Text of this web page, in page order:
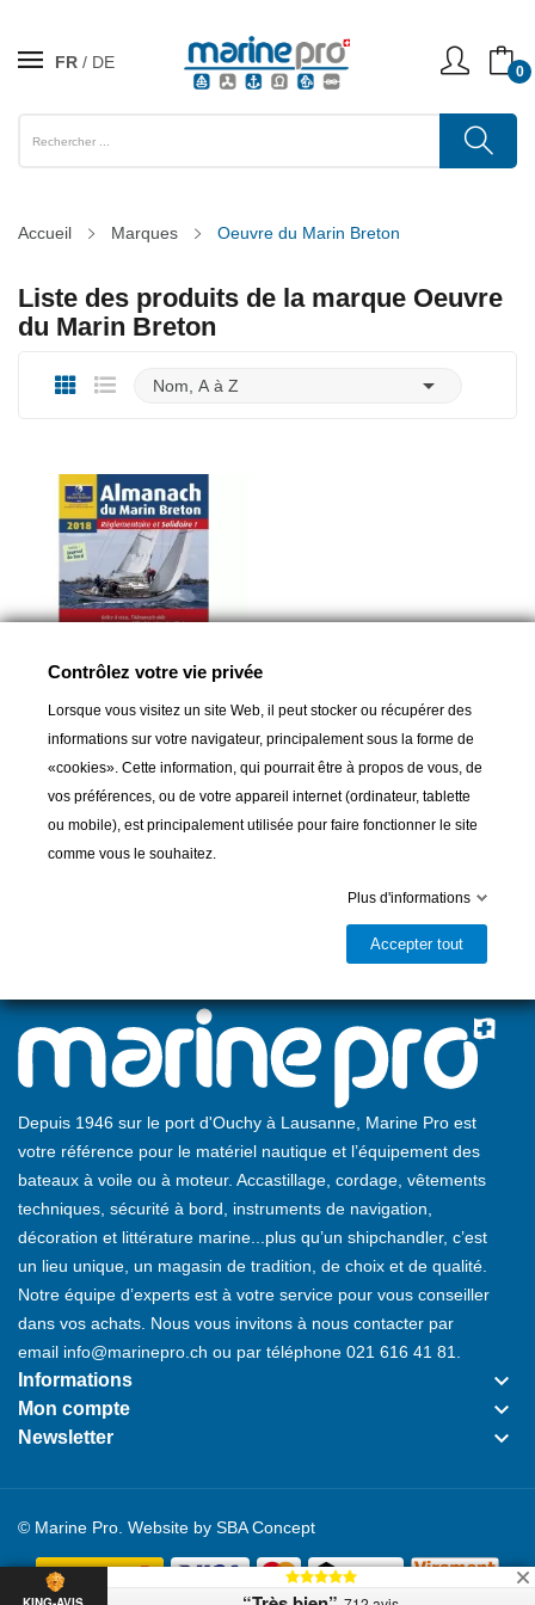
FR DE 0
Accueil Marques Oeuvre du Marin Breton
Liste des produits de la marque Oeuvre
du Marin Breton
Nom, A à Z 
OEUVRE DU MARIN BRETON
L'Almanach du Marin Breton
2018 - Naviguer en Manche
et Altlantique
Depuis 1946 sur le port d'Ouchy à Lausanne, Marine Pro est
votre référence pour le matériel nautique et l’équipement des
bateaux à voile ou à moteur. Accastillage, cordage, vêtements
techniques, sécurité à bord, instruments de navigation,
décoration et littérature marine...plus qu’un shipchandler, c’est
un lieu unique, un magasin de tradition, de choix et de qualité.
Notre équipe d’experts est à votre service pour vous conseiller
dans vos achats. Nous vous invitons à nous contacter par
email info@marinepro.ch ou par téléphone 021 616 41 81
Informations keyboard_arrow_down
Mon compte keyboard_arrow_down
Newsletter keyboard_arrow_down
© Marine Pro. Website by SBA Concept
Contrôlez votre vie privée
Lorsque vous visitez un site Web, il peut stocker ou récupérer des
informations sur votre navigateur, principalement sous la forme de
«cookies». Cette information, qui pourrait être à propos de vous, de
vos préférences, ou de votre appareil internet (ordinateur, tablette
ou mobile), est principalement utilisée pour faire fonctionner le site
comme vous le souhaitez.
Plus d'informations
Accepter tout